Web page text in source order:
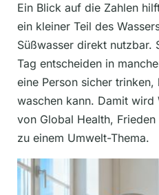
Ein Blick auf die Zahlen
ein kleiner Teil des
Süßwasser direkt nutzbar.
Tag entscheiden in
eine Person sicher
waschen kann. Damit wird
von Global Health,
zu einem Umwelt-Thema.